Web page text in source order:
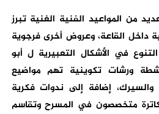
من المواعيد الفنية الغنية تبرز
داخل القاعة، وعروض أخرى فرجوية
في الأشكال التعبيرية ل أبو
ورشات تكوينية تهم مواضيع
والسيرك، إضافة إلى ندوات فكرية
متخصصون في المسرح وتقاسم